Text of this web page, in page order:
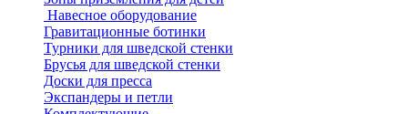
Навесное оборудование
Гравитационные ботинки
Турники для шведской стенки
Брусья для шведской стенки
Доски для пресса
Экспандеры и петли